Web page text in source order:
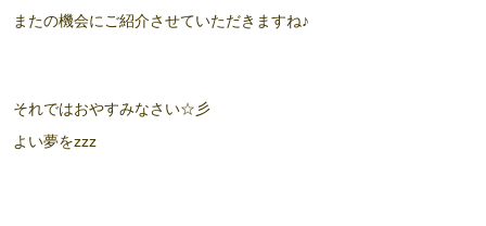
またの機会にご紹介させていただきますね♪
それではおやすみなさい☆彡
よい夢をzzz